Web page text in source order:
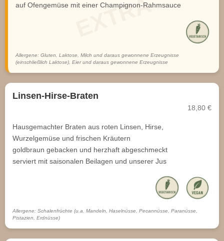
auf Ofengemüse mit einer Champignon-Rahmsauce
Allergene: Gluten, Laktose, Milch und daraus gewonnene Erzeugnisse
(einschließlich Laktose), Eier und daraus gewonnene Erzeugnisse
Linsen-Hirse-Braten
18,80 €
Hausgemachter Braten aus roten Linsen, Hirse,
Wurzelgemüse und frischen Kräutern
goldbraun gebacken und herzhaft abgeschmeckt
serviert mit saisonalen Beilagen und unserer Jus
Allergene: Schalenfrüchte (u.a. Mandeln, Haselnüsse, Pecannüsse, Paranüsse,
Pistazien, Erdnüsse)